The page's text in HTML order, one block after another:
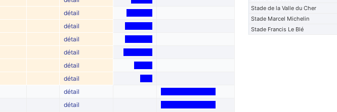
détail
détail
détail
détail
détail
détail
détail
détail
Stade de la Valle du Cher
Stade Marcel Michelin
Stade Francis Le Blé